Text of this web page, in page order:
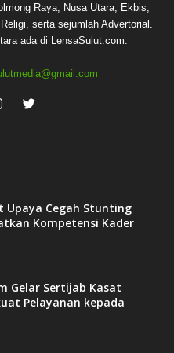
Raya, Nusa Utara, Ekbis,
serta sejumlah Advertorial.
ada di LensaSulut.com.
Upaya Cegah Stunting
Kompetensi Kader
Gelar Sertijab Kasat
Pelayanan kepada